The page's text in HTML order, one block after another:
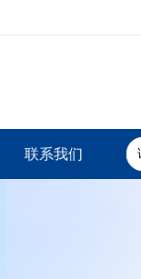
联系我们